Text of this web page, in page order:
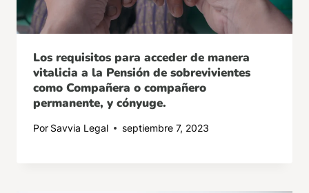
Los requisitos para acceder de manera
vitalicia a la Pensión de sobrevivientes
como Compañera o compañero
permanente, y cónyuge.
Por Savvia Legal septiembre 7, 2023